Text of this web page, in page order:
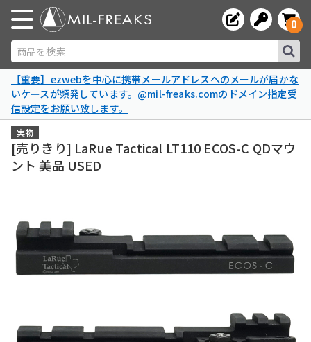
商品を検索
0
【重要】ezwebを中心に携帯メールアドレスへのメールが届かな
いケースが頻発しています。@mil-freaks.comのドメイン指定受
信設定をお願い致します。
実物
[売りきり] LaRue Tactical LT110 ECOS-C QDマウ
ント 美品 USED